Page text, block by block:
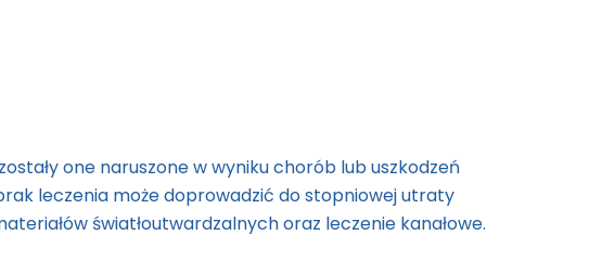
one naruszone w wyniku chorób lub uszkodzeń
leczenia może doprowadzić do stopniowej utraty
światłoutwardzalnych oraz leczenie kanałowe.